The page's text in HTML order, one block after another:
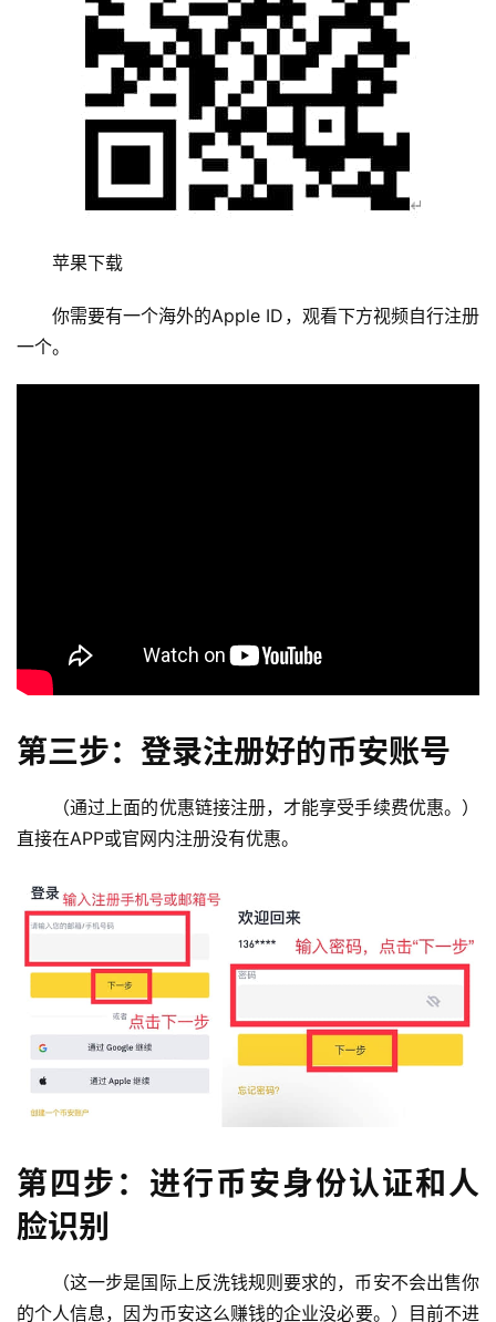
苹果下载
你需要有一个海外的Apple ID，观看下方视频自行注册
一个。
第三步：登录注册好的币安账号
（通过上面的优惠链接注册，才能享受手续费优惠。）
直接在APP或官网内注册没有优惠。
第四步：进行币安身份认证和人
脸识别
（这一步是国际上反洗钱规则要求的，币安不会出售你
的个人信息，因为币安这么赚钱的企业没必要。）目前不进